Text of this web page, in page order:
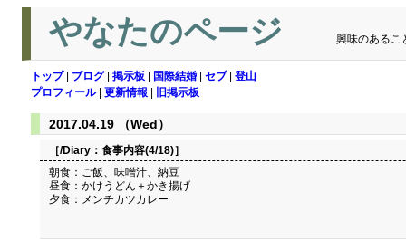
やなたのページ 興味のあるこ
トップ| ブログ| 掲示板 国際結婚 セブ| 登山
プロフィール| 更新情報 旧掲示板
2017.04.19 （Wed）
［/Diary： 食事内容(4/18)］
朝食：ご飯、味噌汁、納豆
昼食：かけうどん＋かき揚げ
夕食：メンチカツカレー